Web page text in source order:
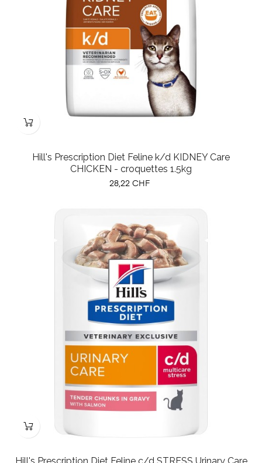
Hill's Prescription Diet Feline k/d KIDNEY Care
CHICKEN - croquettes 1.5kg
Prix
28,22 CHF